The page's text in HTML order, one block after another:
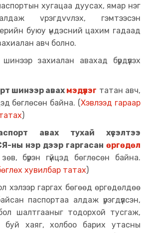
хугацаа дуусах, ямар нэг
vрэгдvvлэх, гэмтээсэн
буюу үндэсний цахим гадаад
авч болно.
шинээр захиалан авахад бүрдүүлэх
шинээр авах мэдүүлэг татан авч,
бөглөсөн байна. (Хэвлээд гараар
)
авах тухай хүсэлтээ
ны нэр дээр гаргасан өргөдөл
бүрэн гүйцэд бөглөсөн байна.
хувилбар татах)
хэлээр гаргах бөгөөд өргөдөлдөө
паспортаа алдаж үрэгдүүлсэн,
шалтгааныг тодорхой тусгаж,
буй хаяг, холбоо барих утасны